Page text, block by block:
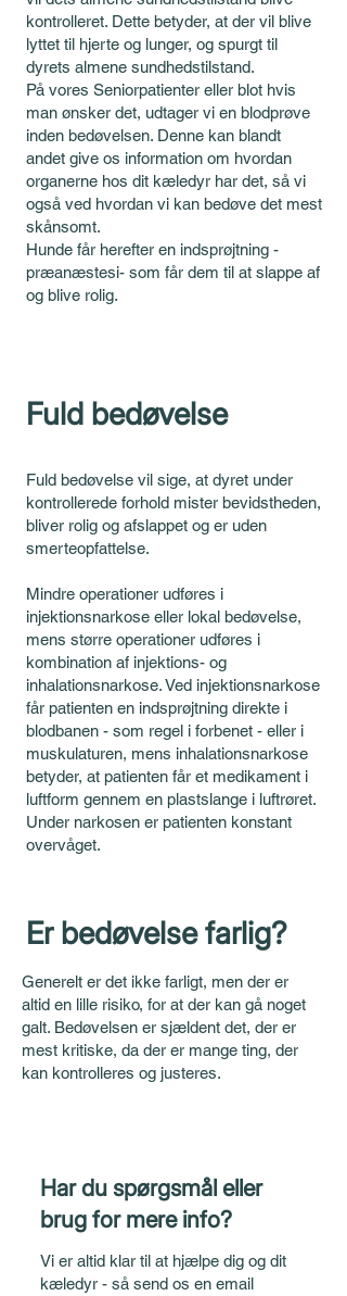
kontrolleret. Dette betyder, at der vil blive
lyttet til hjerte og lunger, og spurgt til
dyrets almene sundhedstilstand.
På vores Seniorpatienter eller blot hvis
man ønsker det, udtager vi en blodprøve
inden bedøvelsen. Denne kan blandt
andet give os information om hvordan
organerne hos dit kæledyr har det, så vi
også ved hvordan vi kan bedøve det mest
skånsomt.
Hunde får herefter en indsprøjtning -
præanæstesi- som får dem til at slappe af
og blive rolig.
Fuld bedøvelse
Fuld bedøvelse vil sige, at dyret under
kontrollerede forhold mister bevidstheden,
bliver rolig og afslappet og er uden
smerteopfattelse.
Mindre operationer udføres i
injektionsnarkose eller lokal bedøvelse,
mens større operationer udføres i
kombination af injektions- og
inhalationsnarkose. Ved injektionsnarkose
får patienten en indsprøjtning direkte i
blodbanen - som regel i forbenet - eller i
muskulaturen, mens inhalationsnarkose
betyder, at patienten får et medikament i
luftform gennem en plastslange i luftrøret.
Under narkosen er patienten konstant
overvåget.
Er bedøvelse farlig?
Generelt er det ikke farligt, men der er
altid en lille risiko, for at der kan gå noget
galt. Bedøvelsen er sjældent det, der er
mest kritiske, da der er mange ting, der
kan kontrolleres og justeres.
Har du spørgsmål eller
brug for mere info?
Vi er altid klar til at hjælpe dig og dit
kæledyr - så send os en email